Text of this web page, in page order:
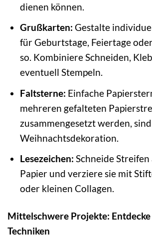
dienen können.
Grußkarten: Gestalte
für Geburtstage, Feiertage
so. Kombiniere Schneiden,
eventuell Stempeln.
Faltsterne: Einfache
mehreren gefalteten
zusammengesetzt werden,
Weihnachtsdekoration.
Lesezeichen: Schneide Streifen
Papier und verziere sie mit
oder kleinen Collagen.
Mittelschwere Projekte: Entdecke
Techniken